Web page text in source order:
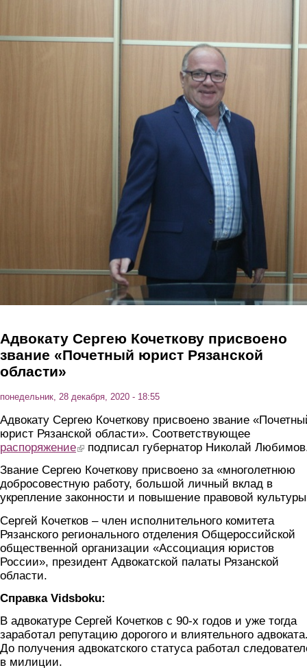
Адвокату Сергею Кочеткову присвоено
звание «Почетный юрист Рязанской
области»
понедельник, 28 декабря, 2020 - 18:55
Адвокату Сергею Кочеткову присвоено звание
юрист Рязанской области». Соответствующее
распоряжение(link is external)
подписал губернатор Николай
Звание Сергею Кочеткову присвоено за «многолетнюю
добросовестную работу, большой личный вклад в
укрепление законности и повышение правовой
Сергей Кочетков – член исполнительного комитета
Рязанского регионального отделения Общероссийской
общественной организации «Ассоциация юристов
России», президент Адвокатской палаты Рязанской
области.
Справка Vidsboku:
В адвокатуре Сергей Кочетков с 90-х годов и уже тогда
заработал репутацию дорогого и влиятельного
До получения адвокатского статуса работал
в милиции.